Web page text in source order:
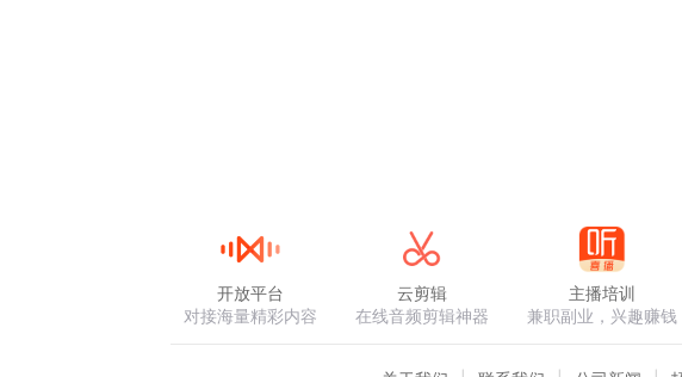
开放平台
对接海量精彩内容
云剪辑
在线音频剪辑神器
主播培训
兼职副业，兴趣赚钱